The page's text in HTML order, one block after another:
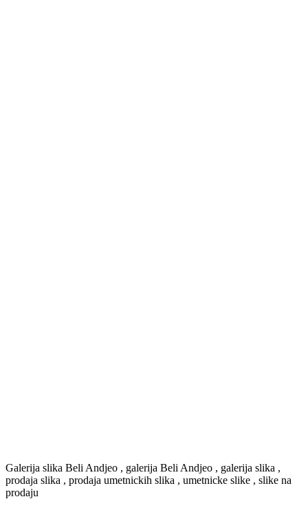
Galerija slika Beli Andjeo , galerija Beli Andjeo , galerija slika ,
prodaja slika , prodaja umetnickih slika , umetnicke slike , slike na
prodaju